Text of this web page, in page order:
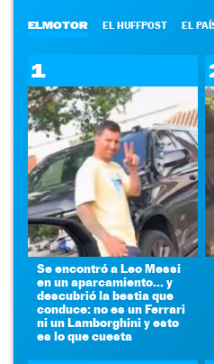
ELMOTOR EL HUFFPOST EL
1
Se encontró a Leo Messi
en un aparcamiento... y
descubrió la bestia que
conduce: no es un Ferrari
ni un Lamborghini y esto
es lo que cuesta